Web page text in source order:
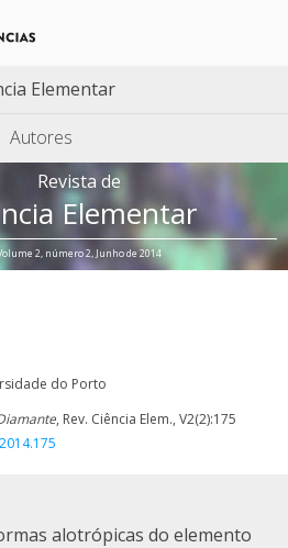
Elementar
Autores
Revista de
Elementar
2, número 2, Junho de 2014
do Porto
, Rev. Ciência Elem., V2(2):175
alotrópicas do elemento